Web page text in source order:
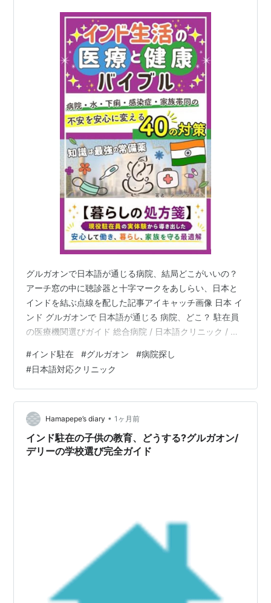
グルガオンで日本語が通じる病院、結局どこがいいの？
アーチ窓の中に聴診器と十字マークをあしらい、日本と
インドを結ぶ点線を配した記事アイキャッチ画像 日本 イ
ンド グルガオンで 日本語が通じる 病院、どこ？ 駐在員
の医療機関選びガイド 総合病院 / 日本語クリニック / ジ
まったとき、住居や治安と同じくらい気になったのが
「体調を崩したときにどこへ行けばいいのか」でした。
正直、大きな病気で入院した経験までは私自身ないので
すが、「何かあったときのために」と思って情報を集め
ていくと、グルガオンには日本語で受診できる場所が思
っていたより…
#インド駐在 #グルガオン #病院探し
#日本語対応クリニック
Hamapepe’s diary • 1ヶ月前
インド駐在の子供の教育、どうする?グルガオン/
デリーの学校選び完全ガイド